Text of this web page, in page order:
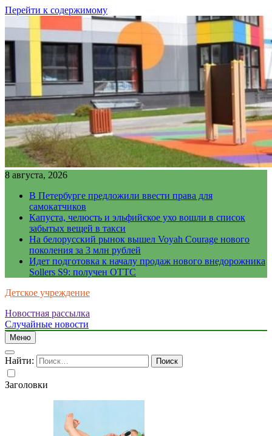
Перейти к содержимому
8 августа, 2026
В Петербурге предложили ввести права для
самокатчиков
Капуста, челюсть и эльфийское ухо вошли в список
забытых вещей в такси
На белорусский рынок вышел Voyah Courage нового
поколения за 3 млн рублей
Идет подготовка к началу продаж нового внедорожника
Sollers S9: получен ОТТС
Детское учреждение
Новостная рассылка
Случайные новости
Меню
Найти:
Заголовки